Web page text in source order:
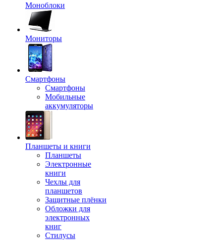
Моноблоки
Мониторы
Смартфоны
Смартфоны
Мобильные
аккумуляторы
Планшеты и книги
Планшеты
Электронные
книги
Чехлы для
планшетов
Защитные плёнки
Обложки для
электронных
книг
Стилусы